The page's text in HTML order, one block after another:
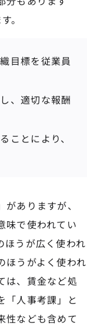
。
目標を従業員
、適切な報酬
ことにより、
ありますが、
味で使われてい
ほうが広く使われ
ほうがよく使われ
は、賃金など処
「人事考課」と
性なども含めて